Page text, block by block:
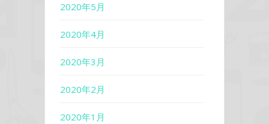
2020年5月
2020年4月
2020年3月
2020年2月
2020年1月